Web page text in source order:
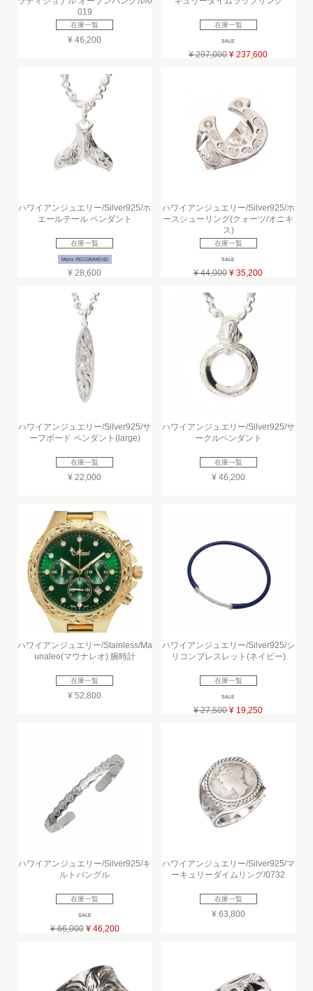
019
在庫一覧
¥ 46,200
在庫一覧
SALE
¥ 297,000 ¥ 237,600
ハワイアンジュエリー/Silver925/ホ
エールテール ペンダント
在庫一覧
Mens RECOMMEND
¥ 28,600
ハワイアンジュエリー/Silver925/ホ
ースシューリング(クォーツ/オニキ
ス)
在庫一覧
SALE
¥ 44,000 ¥ 35,200
ハワイアンジュエリー/Silver925/サ
ーフボード ペンダント(large)
在庫一覧
¥ 22,000
ハワイアンジュエリー/Silver925/サ
ークルペンダント
在庫一覧
¥ 46,200
ハワイアンジュエリー/Stainless/Ma
unaleo(マウナレオ) 腕時計
在庫一覧
¥ 52,800
ハワイアンジュエリー/Silver925/シ
リコンブレスレット(ネイビー)
在庫一覧
SALE
¥ 27,500 ¥ 19,250
ハワイアンジュエリー/Silver925/キ
ルトバングル
在庫一覧
SALE
¥ 66,000 ¥ 46,200
ハワイアンジュエリー/Silver925/マ
ーキュリーダイムリング/0732
在庫一覧
¥ 63,800